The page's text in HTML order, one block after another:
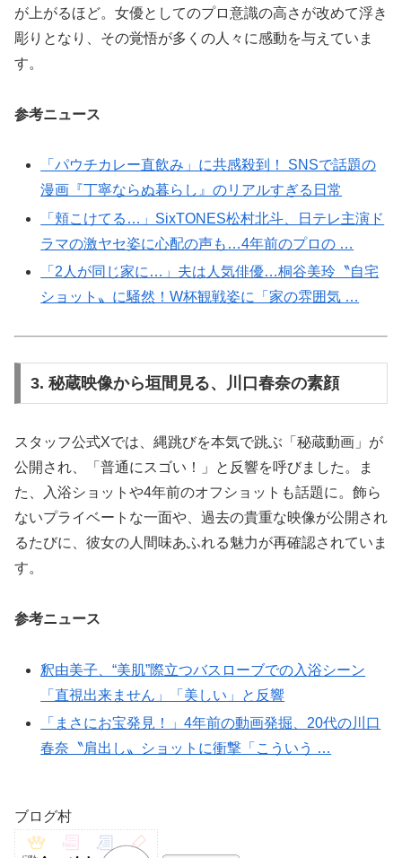
が上がるほど。女優としてのプロ意識の高さが改めて浮き
彫りとなり、その覚悟が多くの人々に感動を与えていま
す。
参考ニュース
「パウチカレー直飲み」に共感殺到！ SNSで話題の
漫画『丁寧ならぬ暮らし』のリアルすぎる日常
「頬こけてる…」SixTONES松村北斗、日テレ主演ド
ラマの激ヤセ姿に心配の声も…4年前のプロの …
「2人が同じ家に…」夫は人気俳優…桐谷美玲〝自宅
ショット〟に騒然！W杯観戦姿に「家の雰囲気 …
3. 秘蔵映像から垣間見る、川口春奈の素顔
スタッフ公式Xでは、縄跳びを本気で跳ぶ「秘蔵動画」が
公開され、「普通にスゴい！」と反響を呼びました。ま
た、入浴ショットや4年前のオフショットも話題に。飾ら
ないプライベートな一面や、過去の貴重な映像が公開され
るたびに、彼女の人間味あふれる魅力が再確認されていま
す。
参考ニュース
釈由美子、“美肌”際立つバスローブでの入浴シーン
「直視出来ません」「美しい」と反響
「まさにお宝発見！」4年前の動画発掘、20代の川口
春奈〝肩出し〟ショットに衝撃「こういう …
ブログ村